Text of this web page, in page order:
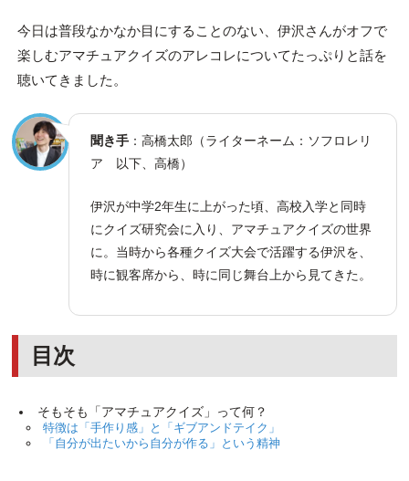
今日は普段なかなか目にすることのない、伊沢さんがオフで
楽しむアマチュアクイズのアレコレについてたっぷりと話を
聴いてきました。
聞き手：高橋太郎（ライターネーム：ソフロレリ
ア 以下、高橋）
伊沢が中学2年生に上がった頃、高校入学と同時
にクイズ研究会に入り、アマチュアクイズの世界
に。当時から各種クイズ大会で活躍する伊沢を、
時に観客席から、時に同じ舞台上から見てきた。
目次
そもそも「アマチュアクイズ」って何？
特徴は「手作り感」と「ギブアンドテイク」
「自分が出たいから自分が作る」という精神